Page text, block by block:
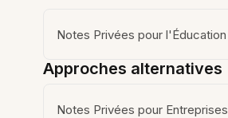
Notes Privées pour l'Éducation
Approches alternatives
Notes Privées pour Entreprises